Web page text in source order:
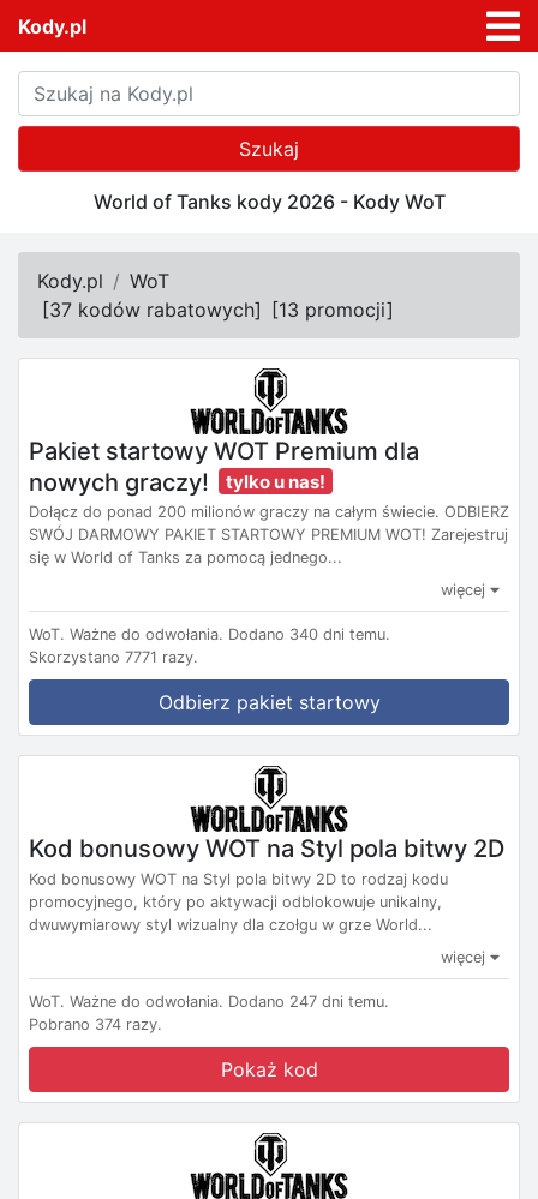
Kody.pl
Szukaj
World of Tanks kody 2026 - Kody WoT
Kody.pl
WoT
[37 kodów rabatowych] [13 promocji]
Pakiet startowy WOT Premium dla
nowych graczy!
tylko u nas!
Dołącz do ponad 200 milionów graczy na całym świecie. ODBIERZ
SWÓJ DARMOWY PAKIET STARTOWY PREMIUM WOT! Zarejestruj
się w World of Tanks za pomocą jednego...
więcej
WoT. Ważne do odwołania. Dodano 340 dni temu.
Skorzystano 7771 razy.
Odbierz pakiet startowy
Kod bonusowy WOT na Styl pola bitwy 2D
Kod bonusowy WOT na Styl pola bitwy 2D to rodzaj kodu
promocyjnego, który po aktywacji odblokowuje unikalny,
dwuwymiarowy styl wizualny dla czołgu w grze World...
więcej
WoT. Ważne do odwołania. Dodano 247 dni temu.
Pobrano 374 razy.
Pokaż kod